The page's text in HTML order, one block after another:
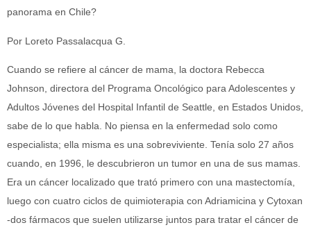
panorama en Chile?
Por Loreto Passalacqua G.
Cuando se refiere al cáncer de mama, la doctora Rebecca
Johnson, directora del Programa Oncológico para Adolescentes y
Adultos Jóvenes del Hospital Infantil de Seattle, en Estados Unidos,
sabe de lo que habla. No piensa en la enfermedad solo como
especialista; ella misma es una sobreviviente. Tenía solo 27 años
cuando, en 1996, le descubrieron un tumor en una de sus mamas.
Era un cáncer localizado que trató primero con una mastectomía,
luego con cuatro ciclos de quimioterapia con Adriamicina y Cytoxan
-dos fármacos que suelen utilizarse juntos para tratar el cáncer de